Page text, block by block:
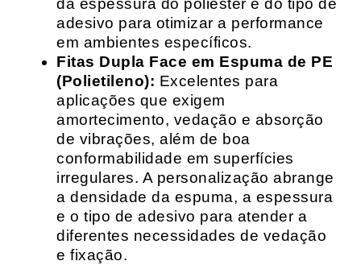
da espessura do poliéster e do tipo de
adesivo para otimizar a performance
em ambientes específicos.
Fitas Dupla Face em Espuma de PE
(Polietileno): Excelentes para
aplicações que exigem
amortecimento, vedação e absorção
de vibrações, além de boa
conformabilidade em superfícies
irregulares. A personalização abrange
a densidade da espuma, a espessura
e o tipo de adesivo para atender a
diferentes necessidades de vedação
e fixação.